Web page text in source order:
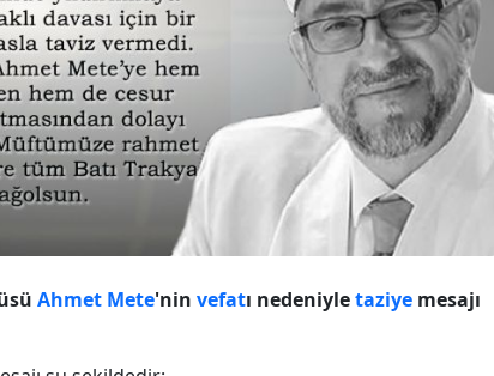
Ahmet Mete'nin vefatı nedeniyletaziye mesajı